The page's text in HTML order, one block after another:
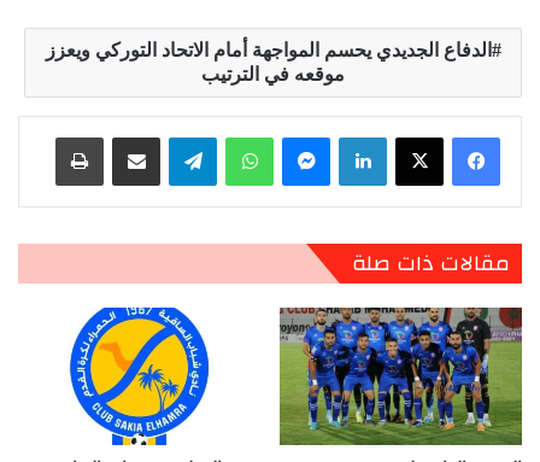
الدفاع الجديدي يحسم المواجهة أمام الاتحاد التوركي ويعزز
موقعه في الترتيب
لينكدإن ماسنجر واتساب تيلقرام مشاركة عبر البريد طباعة
مقالات ذات صلة